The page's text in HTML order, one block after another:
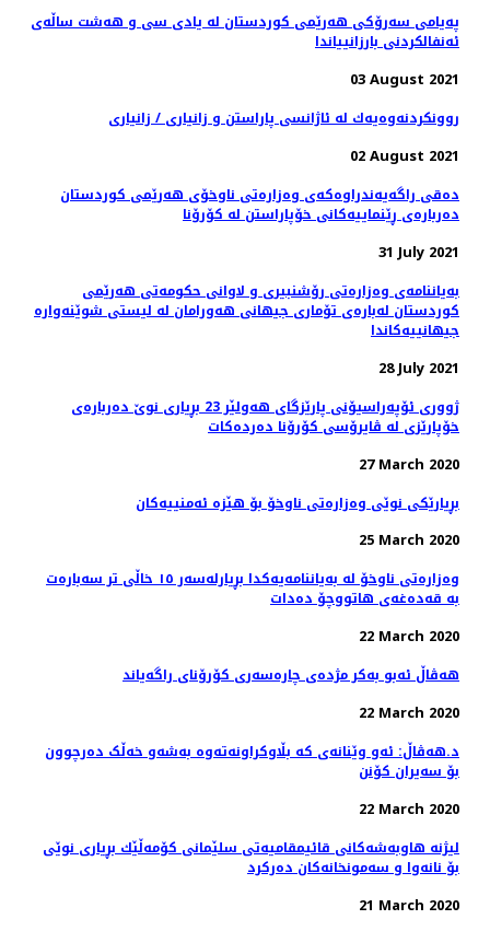
پەیامی سەرۆکی هەرێمی کوردستان له‌ يادى سى و هه‌شت ساڵه‌ى
ئه‌نفالكردنى بارزانيياندا
03 August 2021
روونكردنه‌وه‌یه‌ك له‌ ئاژانسی پاراستن و زانیاری / زانیاری
02 August 2021
دەقی راگەیەندراوەکەی وەزارەتی ناوخۆی هەرێمی کوردستان
دەربارەی ڕێنماییەکانی خۆپاراستن لە کۆرۆنا
31 July 2021
بەیاننامەی وەزارەتی رۆشنبیری و لاوانی حکومەتی هەرێمی
کوردستان لەبارەی تۆماری جیهانی هەورامان لە لیستی شوێنەوارە
جیهانییەکاندا
28 July 2021
ژووری ئۆپەراسیۆنی پارێزگای هەولێر 23 بڕیاری نوێ‌ دەربارەی
خۆپارێزی لە ڤایرۆسی كۆرۆنا دەردەكات
27 March 2020
بڕیارێكی نوێی وەزارەتی ناوخۆ بۆ هێزە ئەمنییەكان
25 March 2020
وەزارەتی ناوخۆ لە بەیاننامەیەکدا بڕیارلەسەر ١٥ خاڵی تر سەبارەت
بە قەدەغەی هاتووچۆ دەدات
22 March 2020
هه‌ڤاڵ ئه‌بو به‌كر مژده‌ی چاره‌سه‌ری کۆرۆنای راگه‌یاند
22 March 2020
د.هەڤاڵ: ئەو وێنانەی کە بڵاوکراونەتەوە بەشەو خەڵک دەرچوون
بۆ سەیران کۆنن
22 March 2020
لیژنه‌ هاوبه‌شه‌كانی قائیمقامیه‌تی سلێمانی كۆمه‌ڵێك بڕیاری نوێی
بۆ نانه‌وا و سه‌مونخانه‌كان ده‌ركرد
21 March 2020